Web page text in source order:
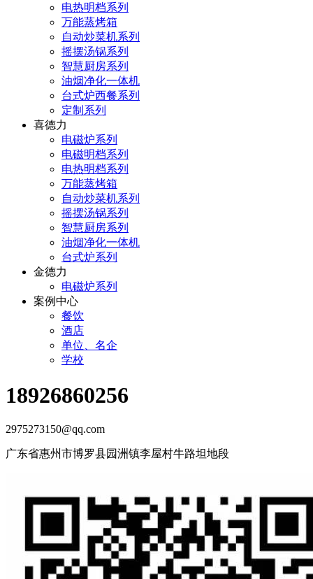
电热明档系列
万能蒸烤箱
自动炒菜机系列
摇摆汤锅系列
智慧厨房系列
油烟净化一体机
台式炉西餐系列
定制系列
喜德力
电磁炉系列
电磁明档系列
电热明档系列
万能蒸烤箱
自动炒菜机系列
摇摆汤锅系列
智慧厨房系列
油烟净化一体机
台式炉系列
金德力
电磁炉系列
案例中心
餐饮
酒店
单位、名企
学校
18926860256
2975273150@qq.com
广东省惠州市博罗县园洲镇李屋村牛路坦地段